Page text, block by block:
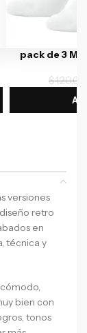
pack de 3
$
versiones
retro
en
técnica y
bien con
tonos